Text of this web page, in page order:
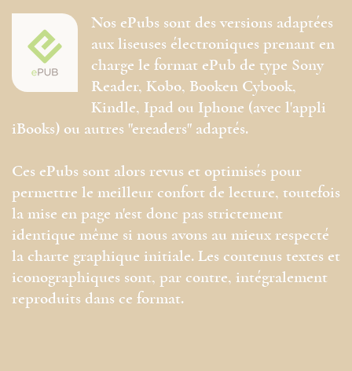
Nos ePubs sont des versions adaptées
aux liseuses électroniques prenant en
charge le format ePub de type Sony
Reader, Kobo, Booken Cybook,
Kindle, Ipad ou Iphone (avec l'appli
iBooks) ou autres "ereaders" adaptés.
Ces ePubs sont alors revus et optimisés pour
permettre le meilleur confort de lecture, toutefois
la mise en page n'est donc pas strictement
identique même si nous avons au mieux respecté
la charte graphique initiale. Les contenus textes et
iconographiques sont, par contre, intégralement
reproduits dans ce format.